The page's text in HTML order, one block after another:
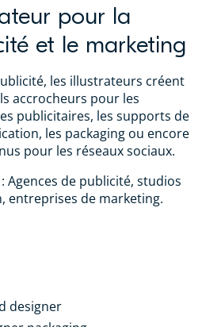
pour la
et le marketing
les illustrateurs créent
accrocheurs pour les
publicitaires, les supports de
les packaging ou encore
pour les réseaux sociaux.
Agences de publicité, studios
entreprises de marketing.
designer